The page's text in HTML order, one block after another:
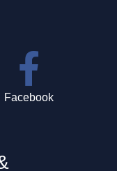
Facebook